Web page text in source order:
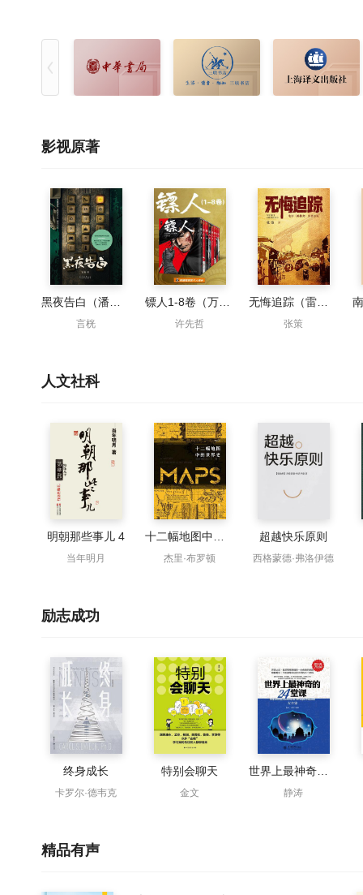
影视原著
言桄 许先哲 张策
人文社科
明朝那些事儿 4
当年明月 杰里·布罗顿
超越快乐原则
西格蒙德·弗洛伊德
励志成功
终身成长
卡罗尔·德韦克
特别会聊天
金文 静涛
精品有声